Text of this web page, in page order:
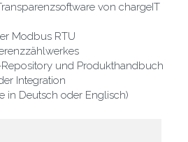
von chargeIT
Modbus RTU
und Produkthandbuch
Integration
in Deutsch oder Englisch)